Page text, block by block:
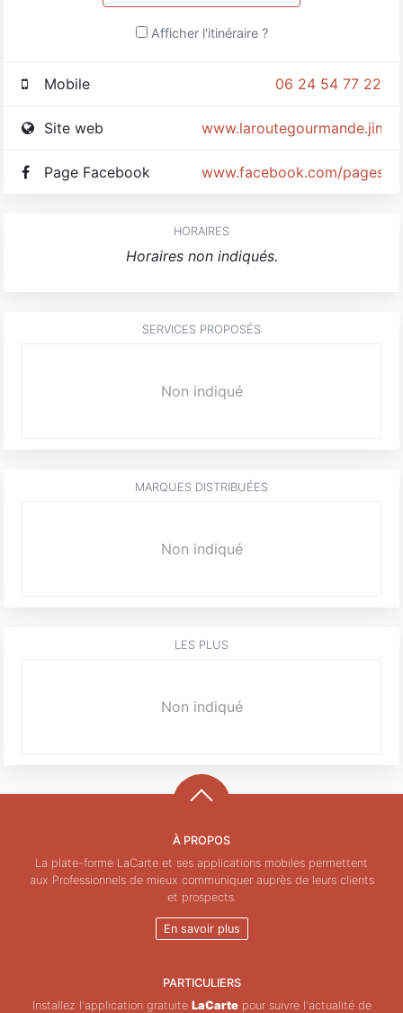
Afficher l'itinéraire ?
06 24 54 77 22
Mobile
Site web
www.facebook.com/pages/
Page Facebook
HORAIRES
Horaires non indiqués.
SERVICES PROPOSÉS
Non indiqué
MARQUES DISTRIBUÉES
Non indiqué
LES PLUS
Non indiqué
À PROPOS
La plate-forme LaCarte et ses applications mobiles permettent
aux Professionnels de mieux communiquer auprès de leurs clients
et prospects.
En savoir plus
PARTICULIERS
Installez l'application gratuite LaCartepour suivre l'actualité de